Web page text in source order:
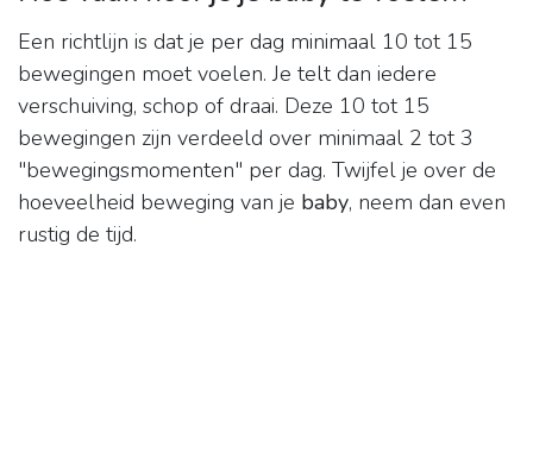
Een richtlijn is dat je per dag minimaal 10 tot 15
bewegingen moet voelen. Je telt dan iedere
verschuiving, schop of draai. Deze 10 tot 15
bewegingen zijn verdeeld over minimaal 2 tot 3
"bewegingsmomenten" per dag. Twijfel je over de
hoeveelheid beweging van je baby, neem dan even
rustig de tijd.